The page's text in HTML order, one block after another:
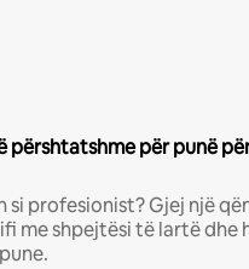
përshtatshme për punë
si profesionist? Gjej një
me shpejtësi të lartë dhe